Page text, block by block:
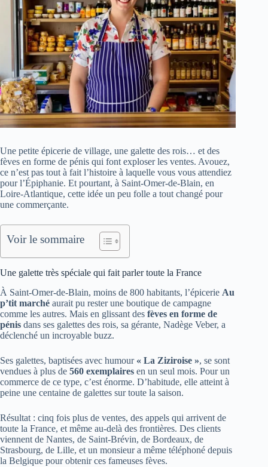
Une petite épicerie de village, une galette des rois… et des
fèves en forme de pénis qui font exploser les ventes. Avouez,
ce n’est pas tout à fait l’histoire à laquelle vous vous attendiez
pour l’Épiphanie. Et pourtant, à Saint-Omer-de-Blain, en
Loire-Atlantique, cette idée un peu folle a tout changé pour
une commerçante.
Voir le sommaire
Une galette très spéciale qui fait parler toute la France
À Saint-Omer-de-Blain, moins de 800 habitants, l’épicerie Au
p’tit marché aurait pu rester une boutique de campagne
comme les autres. Mais en glissant des fèves en forme de
pénis dans ses galettes des rois, sa gérante, Nadège Veber, a
déclenché un incroyable buzz.
Ses galettes, baptisées avec humour « La Ziziroise », se sont
vendues à plus de 560 exemplaires en un seul mois. Pour un
commerce de ce type, c’est énorme. D’habitude, elle atteint à
peine une centaine de galettes sur toute la saison.
Résultat : cinq fois plus de ventes, des appels qui arrivent de
toute la France, et même au-delà des frontières. Des clients
viennent de Nantes, de Saint-Brévin, de Bordeaux, de
Strasbourg, de Lille, et un monsieur a même téléphoné depuis
la Belgique pour obtenir ces fameuses fèves.